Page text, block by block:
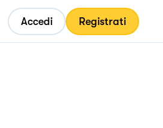
Accedi Registrati